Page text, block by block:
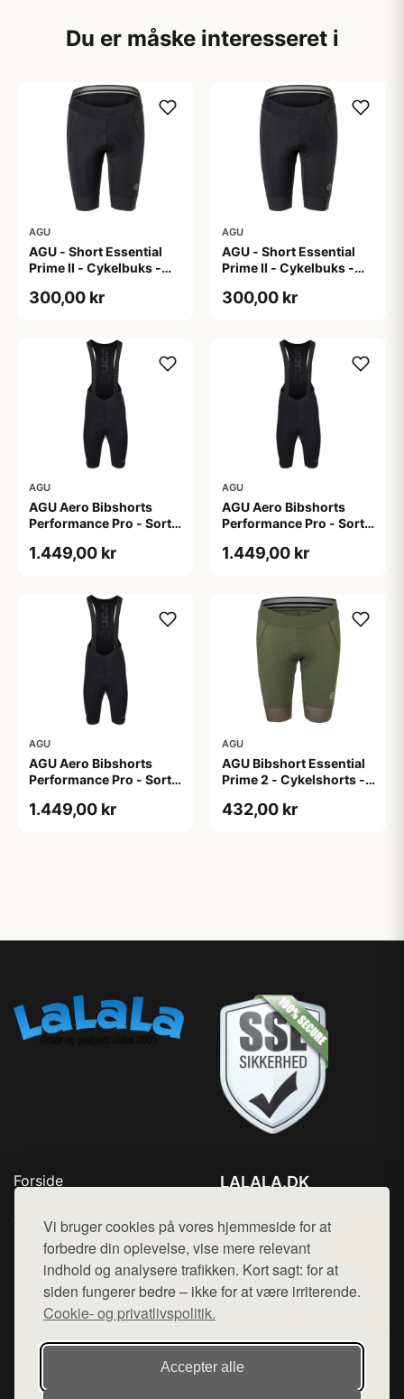
Vi bruger cookies på vores hjemmeside for at
forbedre din oplevelse, vise mere relevant
indhold og analysere trafikken. Kort sagt: for at
siden fungerer bedre – ikke for at være irriterende.
Cookie- og privatlivspolitik.
Accepter alle
Du er måske interesseret i
AGU
AGU - Short Essential
Prime II - Cykelbuks -
300,00 kr
AGU
AGU - Short Essential
Prime II - Cykelbuks -
300,00 kr
AGU
AGU Aero Bibshorts
Performance Pro - Sort -
1.449,00 kr
AGU
AGU Aero Bibshorts
Performance Pro - Sort -
1.449,00 kr
AGU
AGU Aero Bibshorts
Performance Pro - Sort -
1.449,00 kr
AGU
AGU Bibshort Essential
Prime 2 - Cykelshorts -
2XL
432,00 kr
Forside
Top Rabatter
Blog
Kontakt
LALALA.DK
Mail: hej@want.dk
Cookie- og privatlivspolitik
Denne side er en del af want.dk, der udgiver en række
hjemmesider med præsentation af forskellige produkter fra